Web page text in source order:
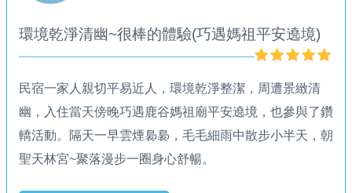
環境乾淨清幽~很棒的體驗(巧遇媽祖平安遶境)
民宿一家人親切平易近人，環境乾淨整潔，周遭景緻清
幽，入住當天傍晚巧遇鹿谷媽祖廟平安遶境，也參與了鑽
轎活動。隔天一早雲煙裊裊，毛毛細雨中散步小半天，朝
聖天林宮~聚落漫步一圈身心舒暢。